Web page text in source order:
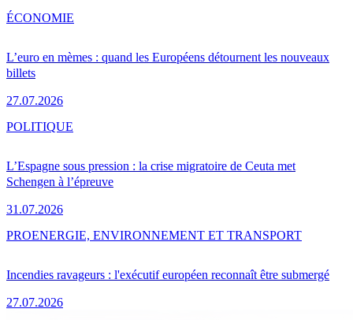
L’euro en mèmes : quand les Européens détournent les nouveaux
billets
27.07.2026
ÉCONOMIE
L’Espagne sous pression : la crise migratoire de Ceuta met
Schengen à l’épreuve
31.07.2026
POLITIQUE
Incendies ravageurs : l'exécutif européen reconnaît être submergé
27.07.2026
PROENERGIE, ENVIRONNEMENT ET TRANSPORT